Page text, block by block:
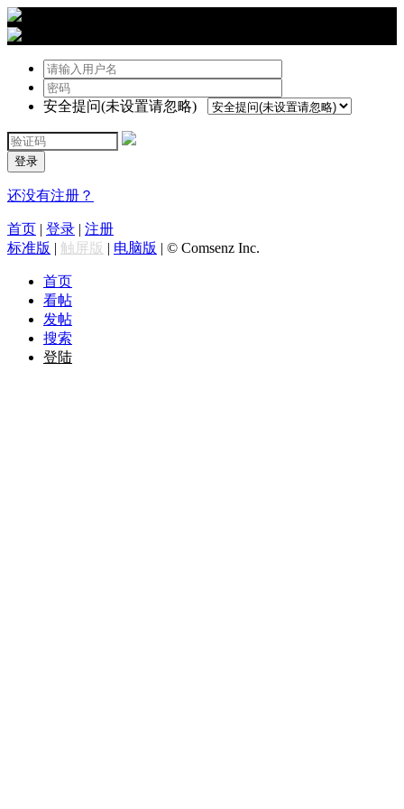
安全提问(未设置请忽略)
登录
还没有注册？
首页 | 登录 | 注册
标准版 | 触屏版 | 电脑版 | © Comsenz Inc.
首页
看帖
发帖
搜索
登陆